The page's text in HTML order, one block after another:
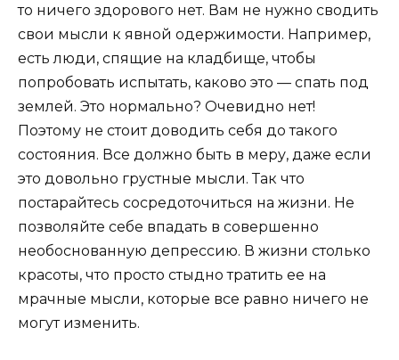
то ничего здорового нет. Вам не нужно сводить
свои мысли к явной одержимости. Например,
есть люди, спящие на кладбище, чтобы
попробовать испытать, каково это — спать под
землей. Это нормально? Очевидно нет!
Поэтому не стоит доводить себя до такого
состояния. Все должно быть в меру, даже если
это довольно грустные мысли. Так что
постарайтесь сосредоточиться на жизни. Не
позволяйте себе впадать в совершенно
необоснованную депрессию. В жизни столько
красоты, что просто стыдно тратить ее на
мрачные мысли, которые все равно ничего не
могут изменить.